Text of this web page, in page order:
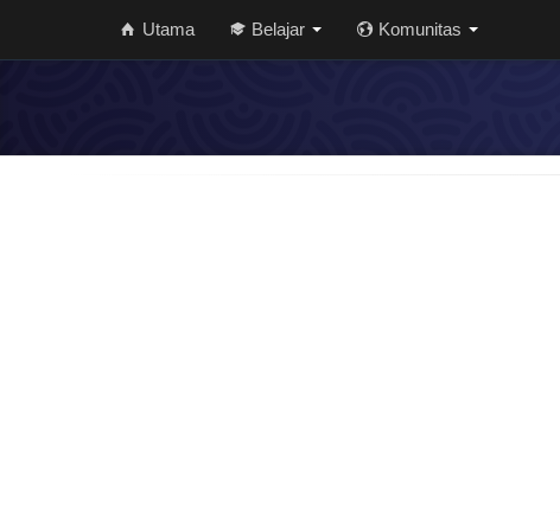
Utama Belajar Komunitas